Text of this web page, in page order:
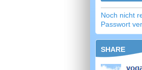
Noch nicht
Passwort
SHARE